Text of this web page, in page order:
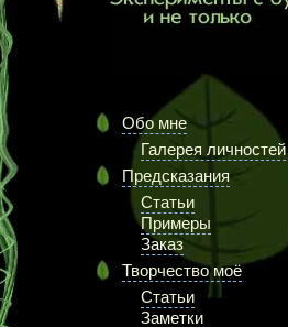
Обо мне
Галерея личностей
Предсказания
Статьи
Примеры
Заказ
Творчество моё
Статьи
Заметки